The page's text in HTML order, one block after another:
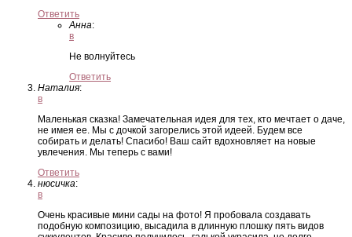
Ответить
Анна:
в
Не волнуйтесь
Ответить
Наталия:
в
Маленькая сказка! Замечательная идея для тех, кто мечтает о даче,
не имея ее. Мы с дочкой загорелись этой идеей. Будем все
собирать и делать! Спасибо! Ваш сайт вдохновляет на новые
увлечения. Мы теперь с вами!
Ответить
нюсичка:
в
Очень красивые мини сады на фото! Я пробовала создавать
подобную композицию, высадила в длинную плошку пять видов